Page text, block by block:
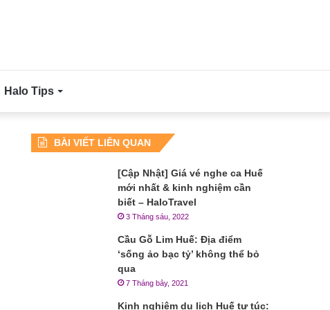
Halo Tips
BÀI VIẾT LIÊN QUAN
[Cập Nhật] Giá vé nghe ca Huế
mới nhất & kinh nghiệm cần
biết – HaloTravel
3 Tháng sáu, 2022
Cầu Gỗ Lim Huế: Địa điểm
‘sống ảo bạc tỷ’ không thể bỏ
qua
7 Tháng bảy, 2021
Kinh nghiệm du lịch Huế tự túc: